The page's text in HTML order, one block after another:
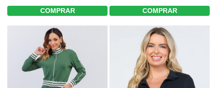
COMPRAR COMPRAR